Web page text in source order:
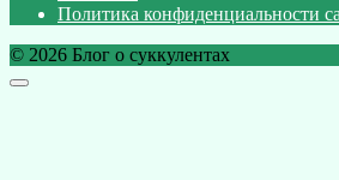
Политика конфиденциальности
© 2026 Блог о суккулентах